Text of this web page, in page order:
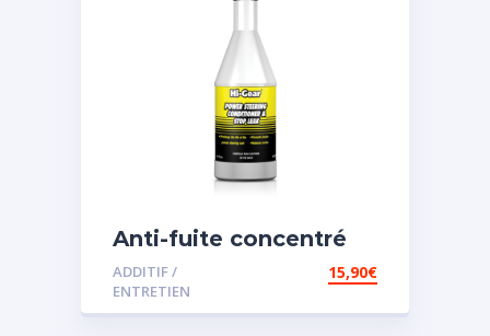
Anti-fuite concentré
pour direction
assistée
ADDITIF /
ENTRETIEN
15,90€